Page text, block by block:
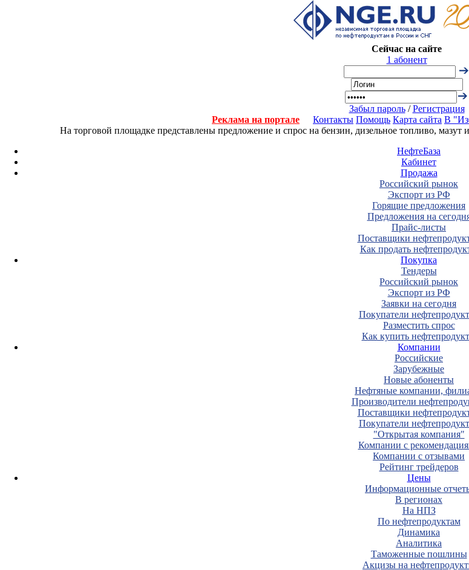
Сейчас на сайте
1 абонент
Забыл пароль/Регистрация
Реклама на портале
Контакты Помощь Карта сайта В
На торговой площадке представлены предложение и спрос на бензин, дизельное топливо,
НефтеБаза
Кабинет
Продажа
Российский рынок
Экспорт из РФ
Горящие предложения
Предложения на
Прайс-листы
Поставщики
Как продать
Покупка
Тендеры
Российский рынок
Экспорт из РФ
Заявки на сегодня
Покупатели
Разместить спрос
Как купить
Компании
Российские
Зарубежные
Новые абоненты
Нефтяные компании,
Производители
Поставщики
Покупатели
"Открытая компания"
Компании с
Компании с отзывами
Рейтинг трейдеров
Цены
Информационные
В регионах
На НПЗ
По нефтепродуктам
Динамика
Аналитика
Таможенные пошлины
Акцизы на